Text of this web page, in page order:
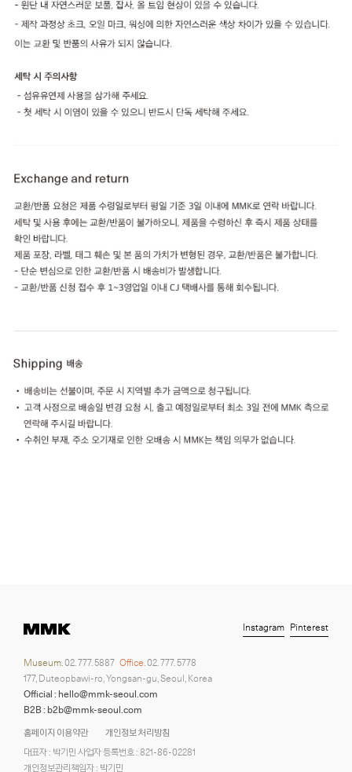
홈페이지 이용약관
개인정보 처리방침
대표자 : 박기민 사업자 등록번호 : 821-86-02281
개인정보관리책임자 : 박기민
Museum.02. 777. 5887 Office.02. 777. 5778
177, Duteopbawi-ro, Yongsan-gu, Seoul, Korea
Official : hello@mmk-seoul.com
B2B : b2b@mmk-seoul.com
Instagram Pinterest